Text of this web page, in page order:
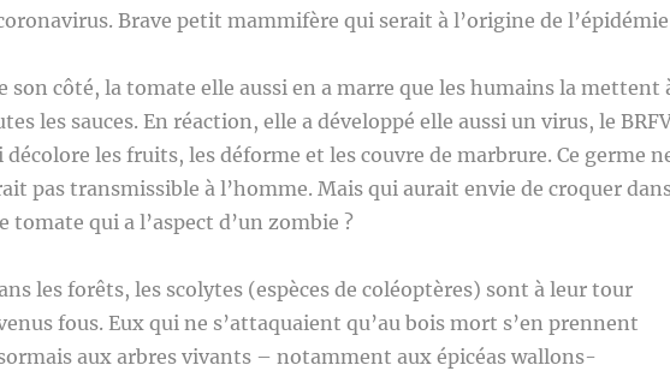
Brave petit mammifère qui serait à l’origine de
son côté, la tomate elle aussi en a marre que les humains la mettent
les sauces. En réaction, elle a développé elle aussi un virus, le
décolore les fruits, les déforme et les couvre de marbrure. Ce germe
pas transmissible à l’homme. Mais qui aurait envie de croquer
tomate qui a l’aspect d’un zombie ?
les forêts, les scolytes (espèces de coléoptères) sont à leur tour
fous. Eux qui ne s’attaquaient qu’au bois mort s’en prennent
aux arbres vivants – notamment aux épicéas wallons-